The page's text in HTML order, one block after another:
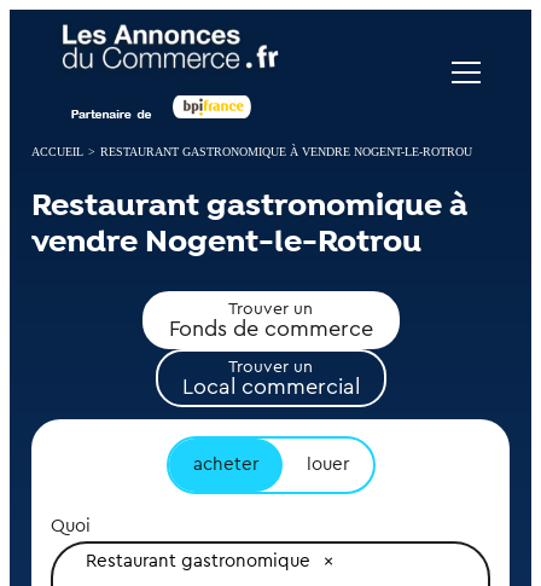
ACCUEIL > RESTAURANT GASTRONOMIQUE À VENDRE NOGENT-LE-ROTROU
Restaurant gastronomique à
vendre Nogent-le-Rotrou
Trouver un
Fonds de commerce
Trouver un
Local commercial
acheter louer
Quoi
Restaurant gastronomique
Panneau de gestion des cookies